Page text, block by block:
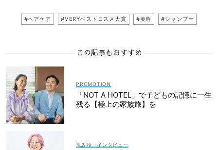
#ヘアケア #VERYベストコスメ大賞 #美容 #シャンプー
この記事もおすすめ
「NOT A HOTEL」で子どもの記憶に一生
残る【極上の家族旅】を
読み物・インタビュー